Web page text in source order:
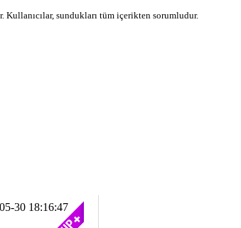
sundukları tüm içerikten sorumludur.
30 18:16:47